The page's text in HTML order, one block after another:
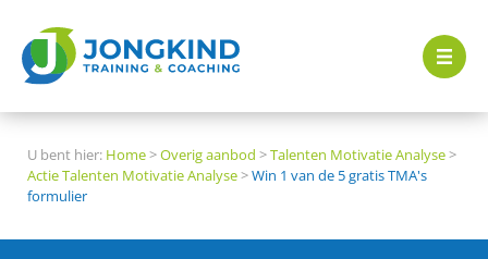
U bent hier: Home>Overig aanbod >Talenten Motivatie Analyse>
Actie Talenten Motivatie Analyse>Win 1 van de 5 gratis TMA's
formulier